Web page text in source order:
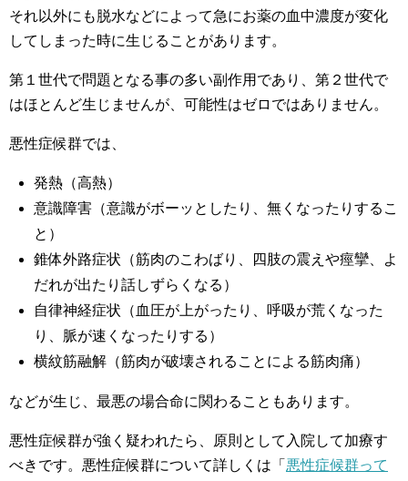
それ以外にも脱水などによって急にお薬の血中濃度が変化
してしまった時に生じることがあります。
第１世代で問題となる事の多い副作用であり、第２世代で
はほとんど生じませんが、可能性はゼロではありません。
悪性症候群では、
発熱（高熱）
意識障害（意識がボーッとしたり、無くなったりするこ
と）
錐体外路症状（筋肉のこわばり、四肢の震えや痙攣、よ
だれが出たり話しずらくなる）
自律神経症状（血圧が上がったり、呼吸が荒くなった
り、脈が速くなったりする）
横紋筋融解（筋肉が破壊されることによる筋肉痛）
などが生じ、最悪の場合命に関わることもあります。
悪性症候群が強く疑われたら、原則として入院して加療す
べきです。悪性症候群について詳しくは「 悪性症候群って